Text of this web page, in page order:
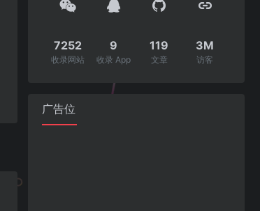
7252
收录网站
9
收录 App
119
文章
3M
访客
广告位